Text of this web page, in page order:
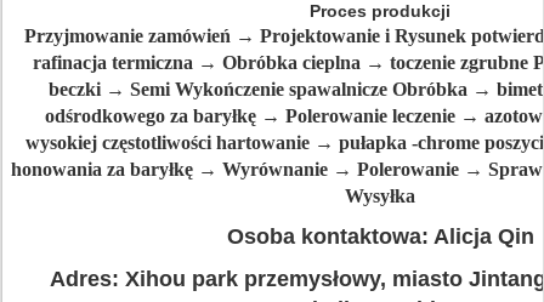
Proces produkcji
Przyjmowanie zamówień → Projektowanie i Rysunek
rafinacja termiczna → Obróbka cieplna → toczenie zgrubne
beczki → Semi Wykończenie spawalnicze Obróbka →
odśrodkowego za baryłkę → Polerowanie leczenie →
wysokiej częstotliwości hartowanie → pułapka -chrome
honowania za baryłkę → Wyrównanie → Polerowanie →
Wysyłka
Osoba kontaktowa: Alicja Qin
Adres: Xihou park przemysłowy, miasto